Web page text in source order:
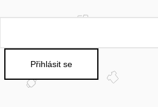
Přihlásit se